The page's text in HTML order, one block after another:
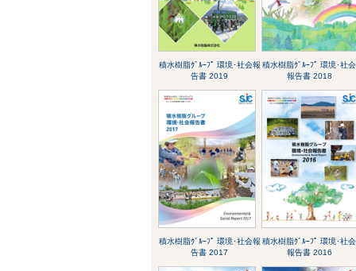
積水樹脂ｸﾞﾙｰﾌﾟ 環境･社会報
告書 2019
積水樹脂ｸﾞﾙｰﾌﾟ 環境･社会
報告書 2018
積水樹脂ｸﾞﾙｰﾌﾟ 環境･社会報
告書 2017
積水樹脂ｸﾞﾙｰﾌﾟ 環境･社会
報告書 2016